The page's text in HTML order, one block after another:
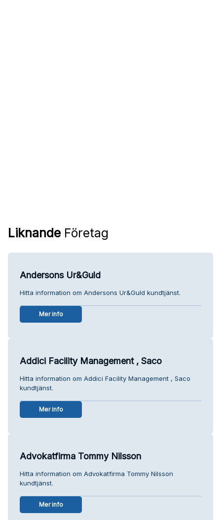
Liknande Företag
Andersons Ur&Guld
Hitta information om Andersons Ur&Guld kundtjänst.
Mer info
Addici Facility Management , Saco
Hitta information om Addici Facility Management , Saco
kundtjänst.
Mer info
Advokatfirma Tommy Nilsson
Hitta information om Advokatfirma Tommy Nilsson
kundtjänst.
Mer info